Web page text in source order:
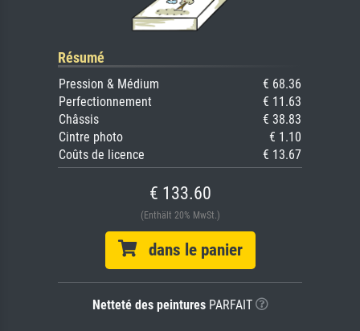
Résumé
Pression & Médium
€ 68.36
Perfectionnement
€ 11.63
Châssis
€ 38.83
Cintre photo
€ 1.10
Coûts de licence
€ 13.67
€ 133.60
(Enthält 20% MwSt.)
dans le panier
Netteté des peinturesPARFAIT